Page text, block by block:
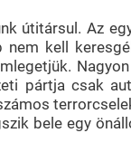
útitársul. Az
kell
pártja csak
bele egy